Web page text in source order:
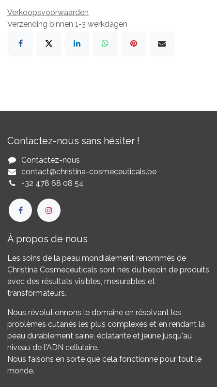
Verkoopsvoorwaarden
Verzending binnen 1-3 werkdagen
Contactez-nous sans hésiter !
Contactez-nous
contact@christina-cosmeceuticals.be
+32 478 68 08 54
À propos de nous
Les soins de la peau mondialement renommés de
Christina Cosmeceuticals sont nés du besoin de produits
avec des résultats visibles, mesurables et
transformateurs.
Nous révolutionnons le domaine en résolvant les
problèmes cutanés les plus complexes et en rendant la
peau durablement saine, éclatante et jeune jusqu'au
niveau de l'ADN cellulaire.
Nous faisons en sorte que cela fonctionne pour tout le
monde.